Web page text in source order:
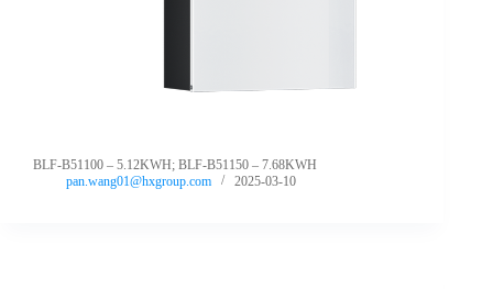
BLF-B51100 – 5.12KWH; BLF-B51150 – 7.68KWH
pan.wang01@hxgroup.com
2025-03-10